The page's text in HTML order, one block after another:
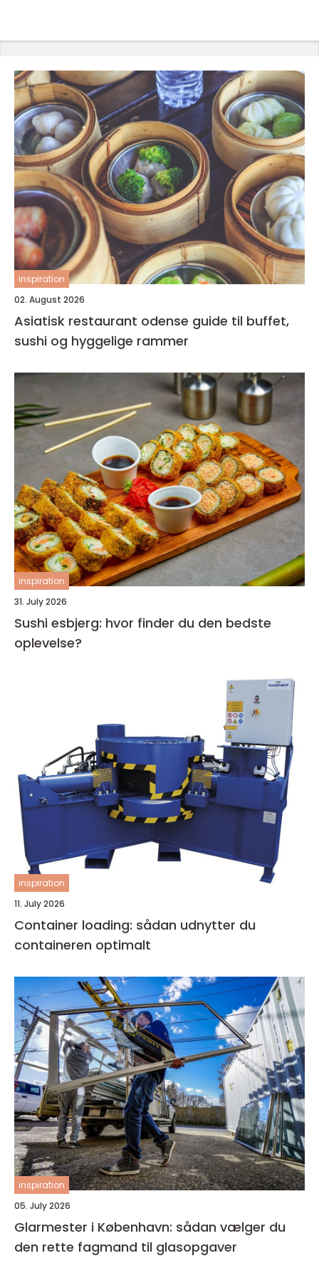
inspiration
02. August 2026
Asiatisk restaurant odense guide til buffet,
sushi og hyggelige rammer
inspiration
31. July 2026
Sushi esbjerg: hvor finder du den bedste
oplevelse?
inspiration
11. July 2026
Container loading: sådan udnytter du
containeren optimalt
inspiration
05. July 2026
Glarmester i København: sådan vælger du
den rette fagmand til glasopgaver